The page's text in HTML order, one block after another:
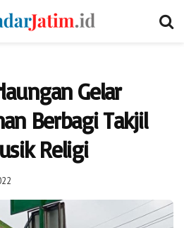
Gelar
Berbagi Takjil
Religi